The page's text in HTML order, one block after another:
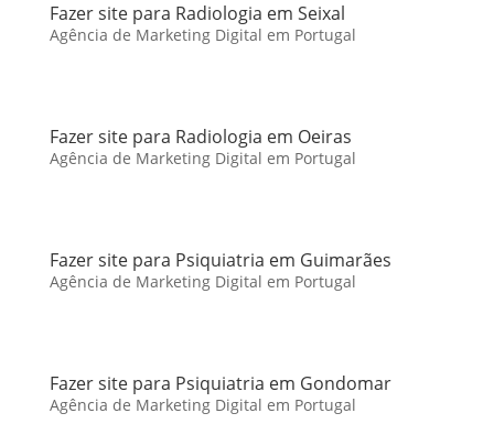
Fazer site para Radiologia em Seixal
Agência de Marketing Digital em Portugal
Fazer site para Radiologia em Oeiras
Agência de Marketing Digital em Portugal
Fazer site para Psiquiatria em Guimarães
Agência de Marketing Digital em Portugal
Fazer site para Psiquiatria em Gondomar
Agência de Marketing Digital em Portugal